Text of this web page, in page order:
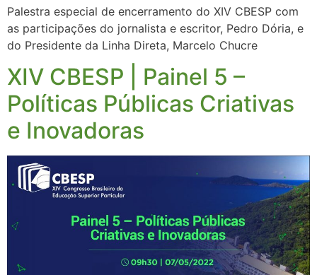
Palestra especial de encerramento do XIV CBESP com
as participações do jornalista e escritor, Pedro Dória, e
do Presidente da Linha Direta, Marcelo Chucre
XIV CBESP | Painel 5 –
Políticas Públicas Criativas
e Inovadoras